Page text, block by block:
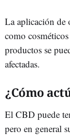
La aplicación de
como
productos se
afectadas.
¿Cómo
El CBD puede
pero en general